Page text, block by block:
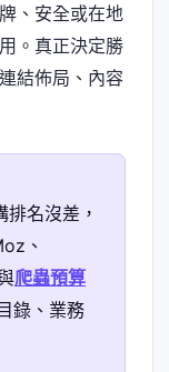
、安全或在地
。真正決定勝
結佈局、內容
名沒差，
、
爬蟲預算
錄、業務